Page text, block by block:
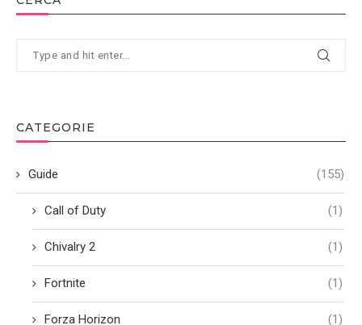
CATEGORIE
Guide (155)
Call of Duty (1)
Chivalry 2 (1)
Fortnite (1)
Forza Horizon (1)